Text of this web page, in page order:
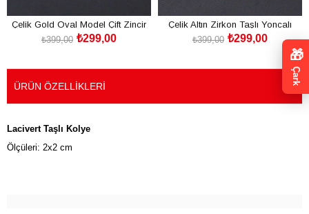
Çelik Gold Oval Model Çift Zincir
Kadın Kolye
₺299,00
₺399,00
Çelik Altın Zirkon Taşlı Yoncalı
Kadın Kolye
₺299,00
₺399,00
ÜRÜN ÖZELLIKLERI
Lacivert Taşlı Kolye
Ölçüleri: 2x2 cm
🎁
Çark